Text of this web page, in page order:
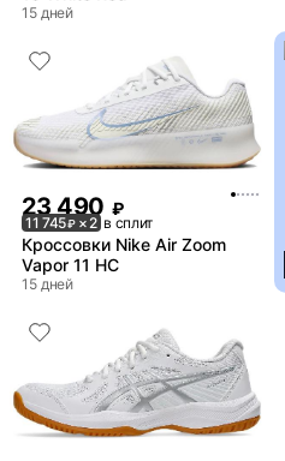
15 дней
23 490 ₽
11 745₽ × 2 в сплит
Кроссовки Nike Air Zoom
Vapor 11 HC
15 дней